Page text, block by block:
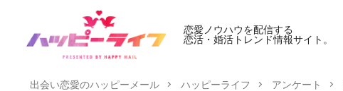
恋愛ノウハウを配信する
恋活・婚活トレンド情報サイト。
出会い恋愛のハッピーメール ハッピーライフ アンケート